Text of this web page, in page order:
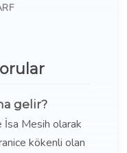
gelir?
İsa Mesih olarak
kökenli olan